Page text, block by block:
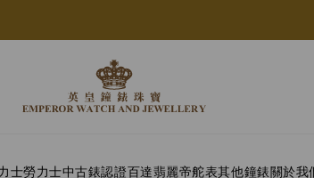
士勞力士中古錶認證百達翡麗帝舵表其他鐘錶關於我